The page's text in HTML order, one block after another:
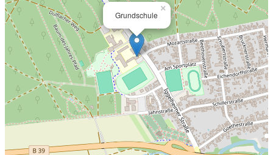
Grundschule
×